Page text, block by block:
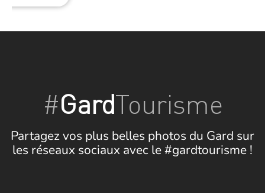
#GardTourisme
Partagez vos plus belles photos du Gard sur
les réseaux sociaux avec le #gardtourisme !